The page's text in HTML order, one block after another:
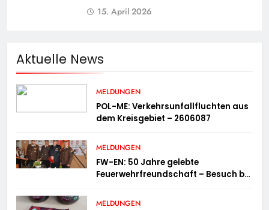
15. April 2026
Aktuelle News
MELDUNGEN
POL-ME: Verkehrsunfallfluchten aus
dem Kreisgebiet – 2606087
MELDUNGEN
FW-EN: 50 Jahre gelebte
Feuerwehrfreundschaft – Besuch bei
Österreich
MELDUNGEN